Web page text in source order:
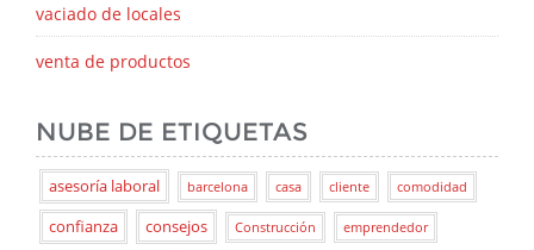
vaciado de locales
venta de productos
NUBE DE ETIQUETAS
asesoría laboral barcelona casa cliente comodidad
confianza consejos Construcción emprendedor